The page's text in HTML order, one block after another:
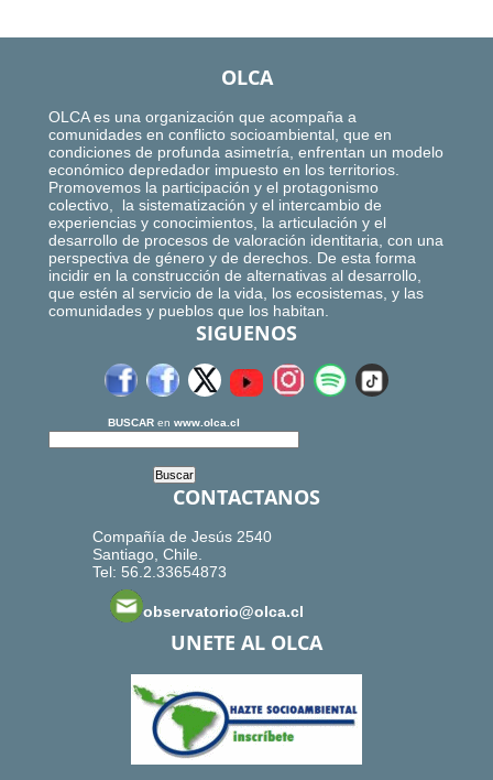
OLCA
OLCA es una organización que acompaña a
comunidades en conflicto socioambiental, que en
condiciones de profunda asimetría, enfrentan un modelo
económico depredador impuesto en los territorios.
Promovemos la participación y el protagonismo
colectivo, la sistematización y el intercambio de
experiencias y conocimientos, la articulación y el
desarrollo de procesos de valoración identitaria, con una
perspectiva de género y de derechos. De esta forma
incidir en la construcción de alternativas al desarrollo,
que estén al servicio de la vida, los ecosistemas, y las
comunidades y pueblos que los habitan.
SIGUENOS
BUSCAR en www.olca.cl
CONTACTANOS
Compañía de Jesús 2540
Santiago, Chile.
Tel: 56.2.33654873
observatorio@olca.cl
UNETE AL OLCA